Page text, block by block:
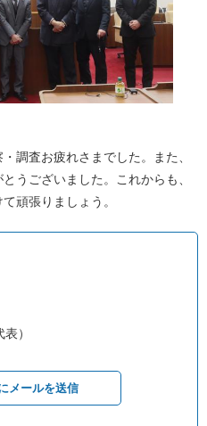
調査お疲れさまでした。また、
うございました。これからも、
頑張りましょう。
）
メールを送信